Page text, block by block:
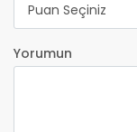
Puan Seçiniz
Yorumun